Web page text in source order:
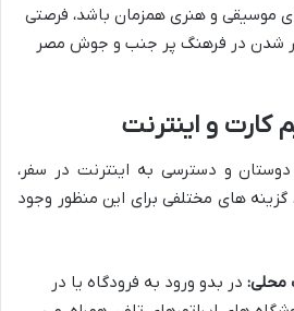
موسیقی و هنری همزمان باشد، فرصتی
شدن در فرهنگ پر جنب و جوش مصر
دوستان و دسترسی به اینترنت در سفر،
های مختلفی برای این منظور وجود
محلی: در بدو ورود به فرودگاه یا در